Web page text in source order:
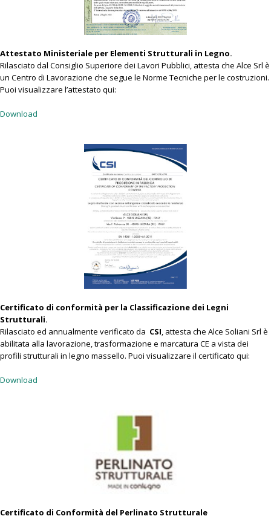
Attestato Ministeriale per Elementi Strutturali in Legno.
Rilasciato dal Consiglio Superiore dei Lavori Pubblici, attesta che Alce Srl è
un Centro di Lavorazione che segue le Norme Tecniche per le costruzioni.
Puoi visualizzare l’attestato qui:
Download
Certificato di conformità per la Classificazione dei Legni
Strutturali.
Rilasciato ed annualmente verificato da CSI, attesta che Alce Soliani Srl è
abilitata alla lavorazione, trasformazione e marcatura CE a vista dei
profili strutturali in legno massello. Puoi visualizzare il certificato qui:
Download
Certificato di Conformità del Perlinato Strutturale